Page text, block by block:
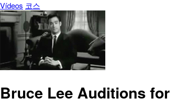
Vídeos 코스
Bruce Lee Auditions